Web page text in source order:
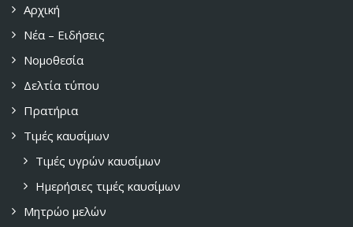
Αρχική
Νέα – Ειδήσεις
Νομοθεσία
Δελτία τύπου
Πρατήρια
Τιμές καυσίμων
Τιμές υγρών καυσίμων
Ημερήσιες τιμές καυσίμων
Μητρώο μελών